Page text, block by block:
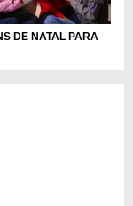
DE NATAL PARA